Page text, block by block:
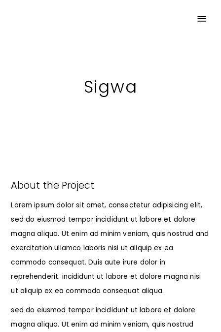
Sigwa
About the Project
Lorem ipsum dolor sit amet, consectetur adipisicing elit,
sed do eiusmod tempor incididunt ut labore et dolore
magna aliqua. Ut enim ad minim veniam, quis nostrud and
exercitation ullamco laboris nisi ut aliquip ex ea
commodo consequat. Duis aute irure dolor in
reprehenderit. incididunt ut labore et dolore magna nisi
ut aliquip ex ea commodo consequat aliqua.
sed do eiusmod tempor incididunt ut labore et dolore
magna aliqua. Ut enim ad minim veniam, quis nostrud